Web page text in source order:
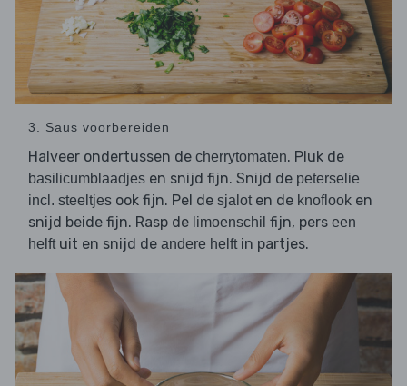
3. Saus voorbereiden
Halveer ondertussen de cherrytomaten. Pluk de
basilicumblaadjes en snijd fijn. Snijd de peterselie
incl. steeltjes ook fijn. Pel de sjaloten de knoflook en
snijd beide fijn. Rasp de limoenschil fijn, pers een
helftuit en snijd de andere helftin partjes.